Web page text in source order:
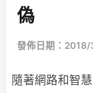
偽
發佈日期：
隨著網路和智